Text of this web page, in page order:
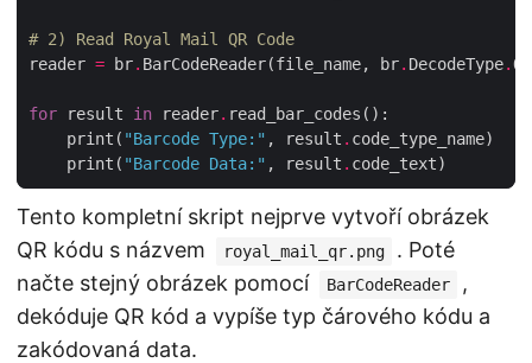
# 2) Read Royal Mail QR Code
reader = br. BarCodeReader(file_name, br. DecodeType.
for result in reader.
    print(
"Barcode Type:" , result .
    print(
"Barcode Data:" , result .
Tento kompletní skript nejprve vytvoří obrázek
QR kódu s názvem
royal_mail_qr.png
. Poté
načte stejný obrázek pomocí
BarCodeReader
,
dekóduje QR kód a vypíše typ čárového kódu a
zakódovaná data.